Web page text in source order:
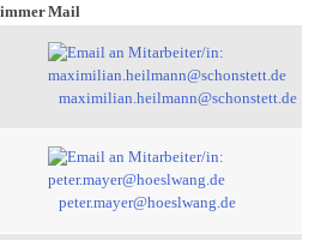
Mail
maximilian.heilmann@schonstett.de
peter.mayer@hoeslwang.de